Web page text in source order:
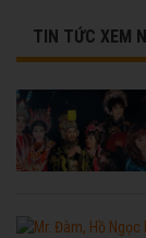
TIN TỨC XEM